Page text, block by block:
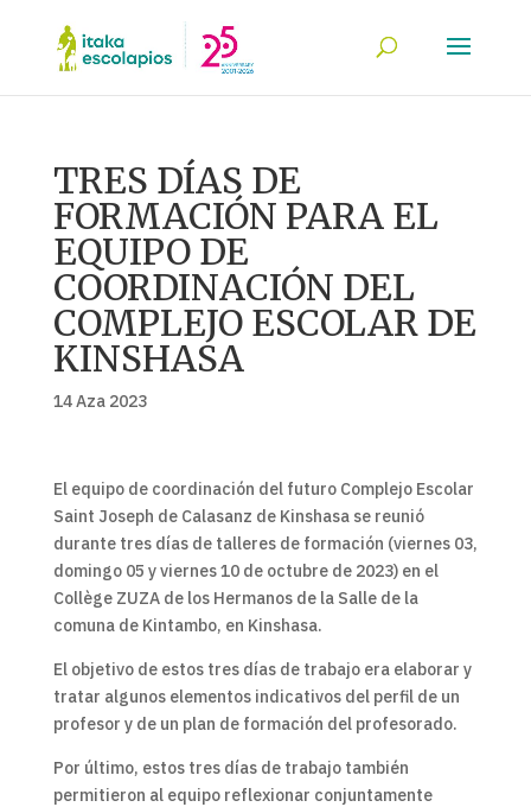
TRES DÍAS DE
FORMACIÓN PARA EL
EQUIPO DE
COORDINACIÓN DEL
COMPLEJO ESCOLAR DE
KINSHASA
14 Aza 2023
El equipo de coordinación del futuro Complejo Escolar
Saint Joseph de Calasanz de Kinshasa se reunió
durante tres días de talleres de formación (viernes 03,
domingo 05 y viernes 10 de octubre de 2023) en el
Collège ZUZA de los Hermanos de la Salle de la
comuna de Kintambo, en Kinshasa.
El objetivo de estos tres días de trabajo era elaborar y
tratar algunos elementos indicativos del perfil de un
profesor y de un plan de formación del profesorado.
Por último, estos tres días de trabajo también
permitieron al equipo reflexionar conjuntamente